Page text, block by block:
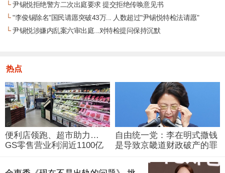
└尹锡悦拒绝警方二次出庭要求 提交拒绝传唤意见书
└"李俊锡除名"国民请愿突破43万... 人数超过"尹锡悦特检法请愿"
└尹锡悦涉嫌内乱案六审出庭...对特检提问保持沉默
热点
便利店领跑、超市助力…
GS零售营业利润近1100亿
自由统一党：李在明式撒钱
是导致京畿道财政破产的罪